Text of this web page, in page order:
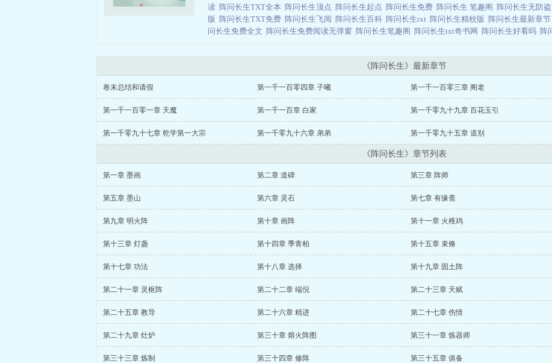
读 阵问长生TXT全本 阵问长生顶点 阵问长生起点 阵问长生免费 阵问长生 笔趣阁 阵问长生无防盗
版 阵问长生TXT免费 阵问长生飞阅 阵问长生百科 阵问长生txt 阵问长生精校版 阵问长生最新章节
问长生免费全文 阵问长生免费阅读无弹窗 阵问长生笔趣阁 阵问长生txt奇书网 阵问长生好看吗 阵
《阵问长生》最新章节
卷末总结和请假 第一千一百零四章 子曦 第一千一百零三章 阁老
第一千一百零一章 天魔 第一千一百章 白家 第一千零九十九章 百花玉引
第一千零九十七章 乾学第一大宗 第一千零九十六章 弟弟 第一千零九十五章 道别
《阵问长生》章节列表
第一章 墨画 第二章 道碑 第三章 阵师
第五章 墨山 第六章 灵石 第七章 有缘斋
第九章 明火阵 第十章 画阵 第十一章 火稚鸡
第十三章 灯盏 第十四章 季青柏 第十五章 束脩
第十七章 功法 第十八章 选择 第十九章 固土阵
第二十一章 灵枢阵 第二十二章 端倪 第二十三章 天赋
第二十五章 教导 第二十六章 精进 第二十七章 伤情
第二十九章 灶炉 第三十章 熔火阵图 第三十一章 炼器师
第三十三章 炼制 第三十四章 修阵 第三十五章 俱备